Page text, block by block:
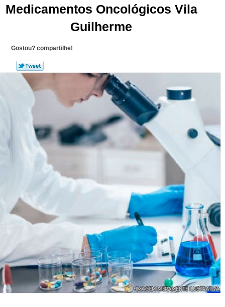
Medicamentos Oncológicos Vila
Guilherme
Gostou? compartilhe!